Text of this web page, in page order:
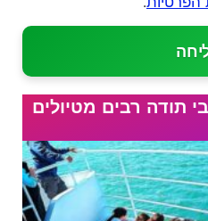
תודה רבים מטיולים